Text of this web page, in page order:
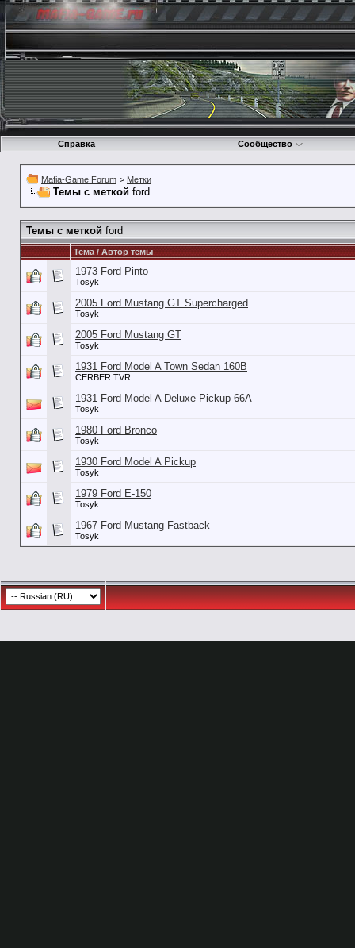
Справка Сообщество
Mafia-Game Forum > Метки
Темы с меткой ford
Темы с меткой ford
Тема / Автор темы
1973 Ford Pinto
Tosyk
2005 Ford Mustang GT Supercharged
Tosyk
2005 Ford Mustang GT
Tosyk
1931 Ford Model A Town Sedan 160B
CERBER TVR
1931 Ford Model A Deluxe Pickup 66A
Tosyk
1980 Ford Bronco
Tosyk
1930 Ford Model A Pickup
Tosyk
1979 Ford E-150
Tosyk
1967 Ford Mustang Fastback
Tosyk